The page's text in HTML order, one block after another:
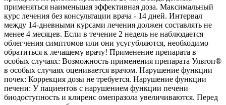
применяться наименьшая эффективная доза. Максимальный
курс лечения без консультации врача - 14 дней. Интервал
между 14-дневными курсами лечения должен составлять не
менее 4 месяцев. Если в течение 2 недель не наблюдается
облегчения симптомов или они усугубляются, необходимо
обратиться к лечащему врачу! Применение препарата в
особых случаях: Возможность применения препарата Ультоп®
в особых случаях оценивается врачом. Нарушение функции
почек: Коррекция дозы не требуется. Нарушение функции
печени: У пациентов с нарушением функции печени
биодоступность и клиренс омепразола увеличиваются. Перед